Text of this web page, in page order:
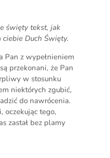
święty tekst, jak
Duch Święty.
Pan z wypełnieniem
przekonani, że Pan
w stosunku
niektórych zgubić,
do nawrócenia.
oczekując tego,
zastał bez plamy